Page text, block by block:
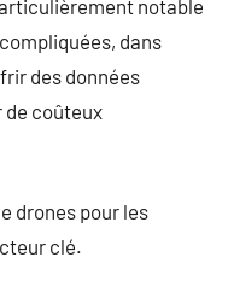
notable
dans
des données
de coûteux
drones pour les
clé.